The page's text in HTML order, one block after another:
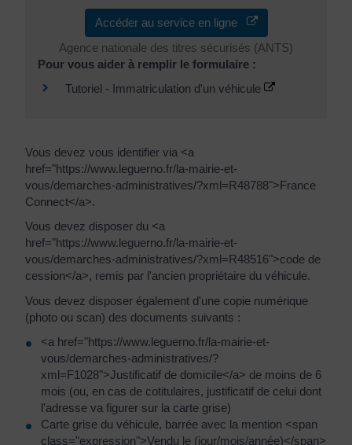
Accéder au service en ligne
Agence nationale des titres sécurisés (ANTS)
Pour vous aider à remplir le formulaire :
Tutoriel - Immatriculation d'un véhicule
Vous devez vous identifier via <a
href="https://www.leguerno.fr/la-mairie-et-
vous/demarches-administratives/?xml=R48788">France
Connect</a>.
Vous devez disposer du <a
href="https://www.leguerno.fr/la-mairie-et-
vous/demarches-administratives/?xml=R48516">code de
cession</a>, remis par l'ancien propriétaire du véhicule.
Vous devez disposer également d'une copie numérique
(photo ou scan) des documents suivants :
<a href="https://www.leguerno.fr/la-mairie-et-
vous/demarches-administratives/?
xml=F1028">Justificatif de domicile</a> de moins de 6
mois (ou, en cas de cotitulaires, justificatif de celui dont
l'adresse va figurer sur la carte grise)
Carte grise du véhicule, barrée avec la mention <span
class="expression">Vendu le (jour/mois/année)</span>